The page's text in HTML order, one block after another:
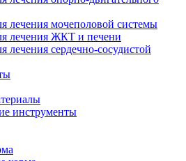
лечения мочеполовой системы
лечения ЖКТ и печени
лечения сердечно-сосудистой
инструменты